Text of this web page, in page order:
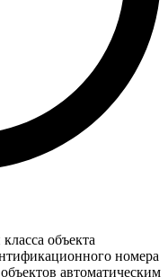
объекта
номера
автоматическим